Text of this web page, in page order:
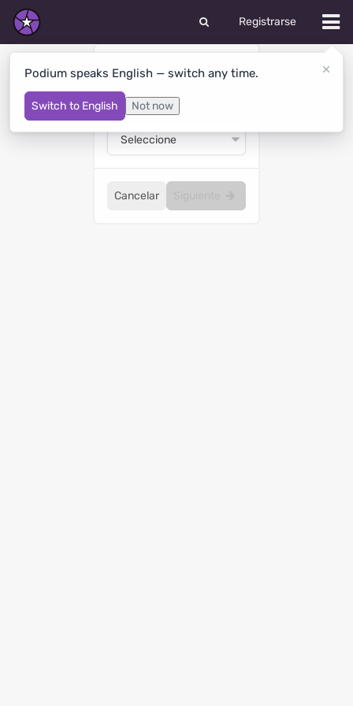
Registrarse
Podium speaks English — switch any time.
Switch to English Not now
Ofrecer un trabajo
Busco a
Cancelar